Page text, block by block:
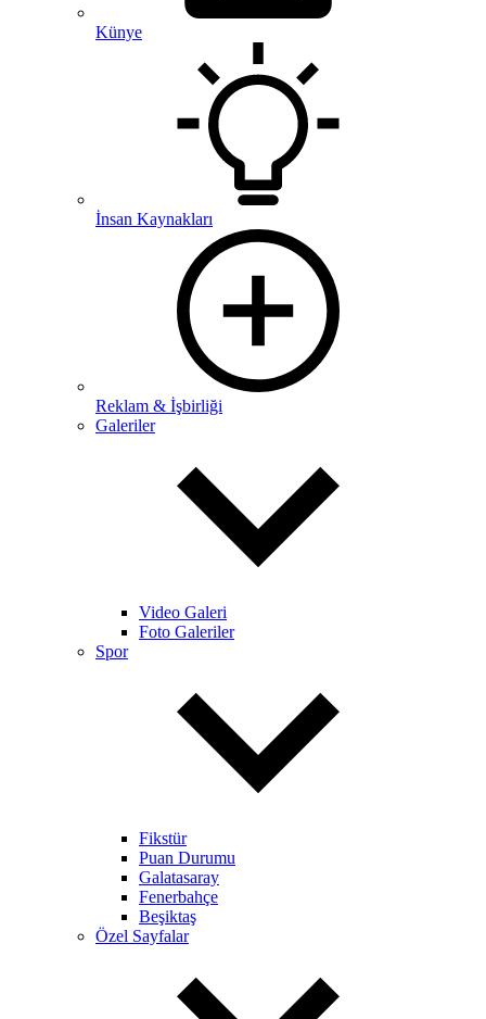
Künye
İnsan Kaynakları
Reklam & İşbirliği
Galeriler
Video Galeri
Foto Galeriler
Spor
Fikstür
Puan Durumu
Galatasaray
Fenerbahçe
Beşiktaş
Özel Sayfalar